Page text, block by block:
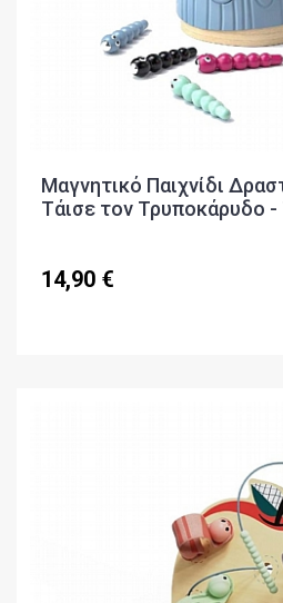
Μαγνητικό Παιχνίδι
Τάισε τον Τρυποκάρυδο
14,90 €